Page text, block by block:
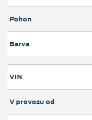
Pohon
Barva
VIN
V provozu od